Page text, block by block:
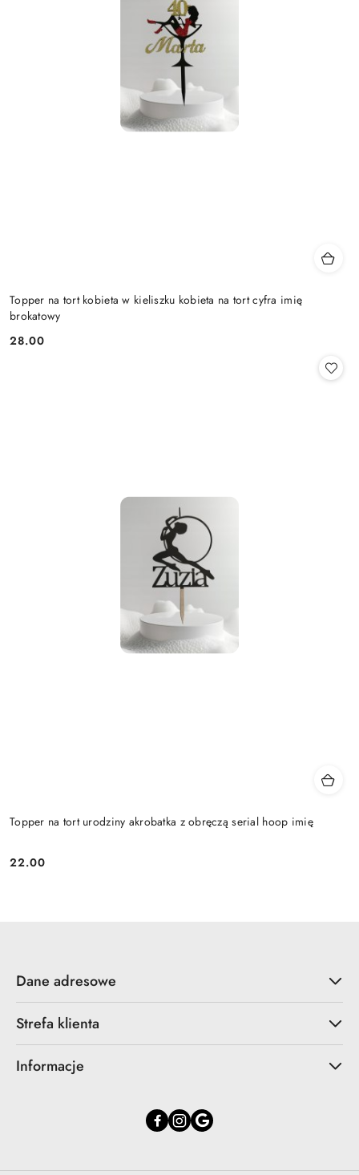
Topper na tort kobieta w kieliszku kobieta na tort cyfra imię
brokatowy
Cena:
28.00
Topper na tort urodziny akrobatka z obręczą serial hoop imię
Cena:
22.00
Dane adresowe
Strefa klienta
Informacje